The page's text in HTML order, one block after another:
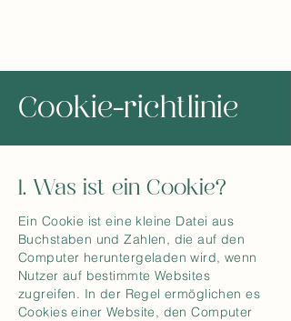
Cookie-richtlinie
1. Was ist ein Cookie?
Ein Cookie ist eine kleine Datei aus
Buchstaben und Zahlen, die auf den
Computer heruntergeladen wird, wenn
Nutzer auf bestimmte Websites
zugreifen. In der Regel ermöglichen es
Cookies einer Website, den Computer